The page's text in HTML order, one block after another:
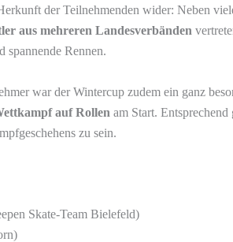
der Teilnehmenden wider: Neben
aus mehreren Landesverbänden
spannende Rennen.
war der Wintercup zudem ein ganz
auf Rollen am Start.
zu sein.
Skate-Team Bielefeld)